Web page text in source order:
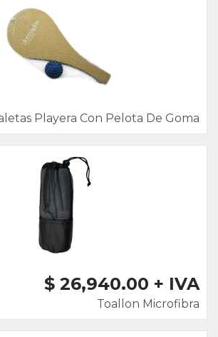
Playera Con Pelota De Goma
$ 26,940.00 + IVA
Toallon Microfibra